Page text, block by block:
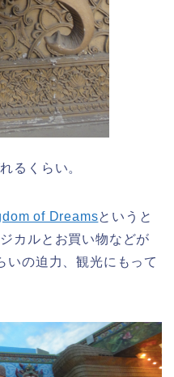
るくらい。
of Dreamsというと
カルとお買い物などが
いの迫力、観光にもって